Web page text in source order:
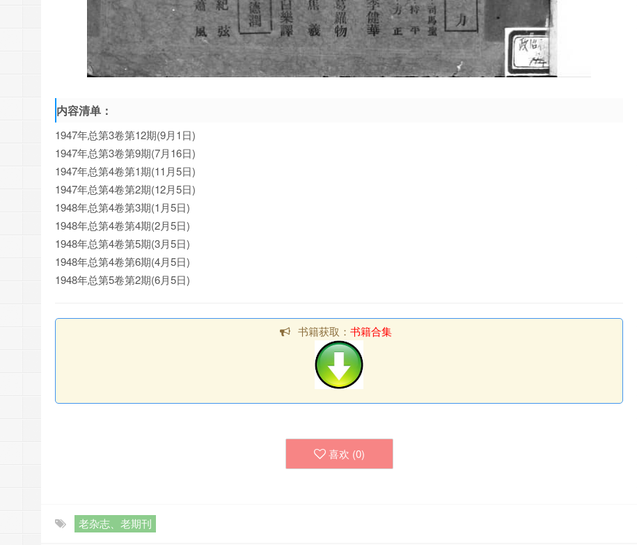
内容清单：
1947年总第3卷第12期(9月1日)
1947年总第3卷第9期(7月16日)
1947年总第4卷第1期(11月5日)
1947年总第4卷第2期(12月5日)
1948年总第4卷第3期(1月5日)
1948年总第4卷第4期(2月5日)
1948年总第4卷第5期(3月5日)
1948年总第4卷第6期(4月5日)
1948年总第5卷第2期(6月5日)
书籍获取： 书籍合集
喜欢 (0)
老杂志、老期刊